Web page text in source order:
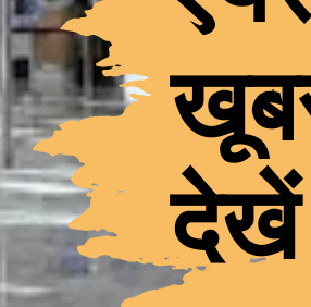
देखें